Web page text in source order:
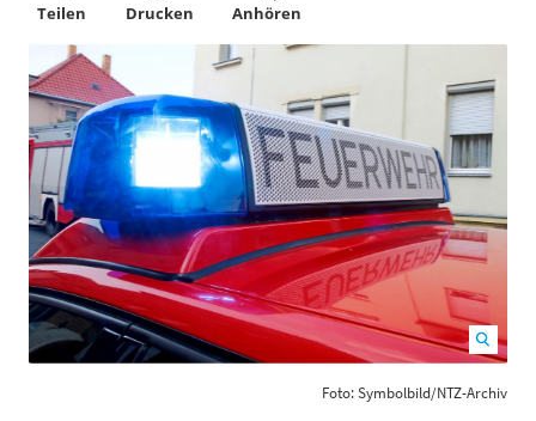
Teilen Drucken Anhören
Foto: Symbolbild/NTZ-Archiv